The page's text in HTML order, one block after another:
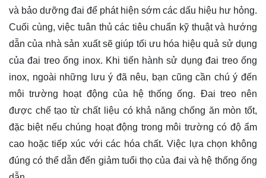
và bảo dưỡng đai để phát hiện sớm các dấu hiệu hư hỏng.
Cuối cùng, việc tuân thủ các tiêu chuẩn kỹ thuật và hướng
dẫn của nhà sản xuất sẽ giúp tối ưu hóa hiệu quả sử dụng
của đai treo ống inox. Khi tiến hành sử dụng đai treo ống
inox, ngoài những lưu ý đã nêu, bạn cũng cần chú ý đến
môi trường hoạt động của hệ thống ống. Đai treo nên
được chế tạo từ chất liệu có khả năng chống ăn mòn tốt,
đặc biệt nếu chúng hoạt động trong môi trường có độ ẩm
cao hoặc tiếp xúc với các hóa chất. Việc lựa chọn không
đúng có thể dẫn đến giảm tuổi thọ của đai và hệ thống ống